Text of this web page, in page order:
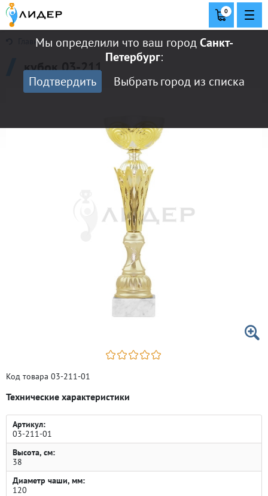
Мы определили что ваш городСанкт-
Петербург:
Подтвердить
Выбрать город из списка
0
Главная
кубок 03-211
Код товара 03-211-01
Технические характеристики
Артикул:
03-211-01
Высота, см:
38
Диаметр чаши, мм:
120